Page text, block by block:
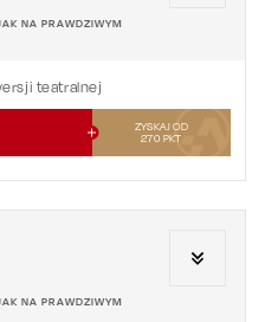
NA PRAWDZIWYM
teatralnej
ZYSKAJ OD
270 PKT
NA PRAWDZIWYM